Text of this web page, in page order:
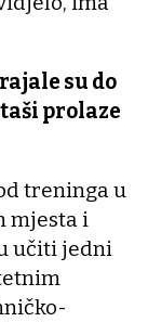
su do
prolaze
treninga u
mjesta i
učiti jedni